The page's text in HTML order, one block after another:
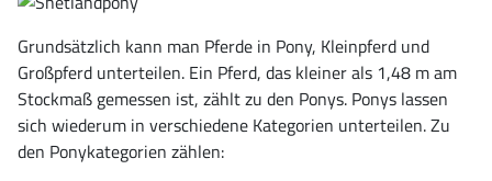
Grundsätzlich kann man Pferde in Pony, Kleinpferd und
Großpferd unterteilen. Ein Pferd, das kleiner als 1,48 m am
Stockmaß gemessen ist, zählt zu den Ponys. Ponys lassen
sich wiederum in verschiedene Kategorien unterteilen. Zu
den Ponykategorien zählen: